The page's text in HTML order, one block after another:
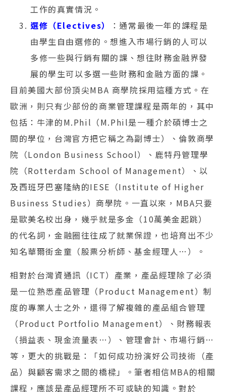
工作的真實情況。
選修（Electives）
：通常最後一年的課程是
由學生自由選修的。想進入市場行銷的人可以
多修一些與行銷有關的課、想往財務金融界發
展的學生可以多選一些財務和金融方面的課。
目前美國大部份頂尖MBA 商學院採用這種方式。在
歐洲，則只有少部份的商業管理課程是兩年的，其中
包括：牛津的M.Phil（M.Phil是一種介於碩博士之
間的學位，台灣官方把它稱之為副博士）、倫敦商學
院（London Business School）、鹿特丹管理學
院（Rotterdam School of Management）、以
及西班牙巴塞隆納的IESE（Institute of Higher
Business Studies）商學院。一直以來，MBA只要
是歐美名校出身，幾乎就是多金（10萬美金起跳）
的代名詞，金融圈往往成了就業保證，也培育出不少
知名華爾街金童（股票分析師、基金經理人…）。
相對於台灣資通訊（ICT）產業，產品經理除了必須
是一位熟悉產品管理（Product Management）制
度的專業人士之外，還得了解複雜的產品組合管理
（Product Portfolio Management）、財務報表
（損益表、現金流量表…）、管理會計、市場行銷…
等，更大的挑戰是：「如何成功扮演好公司技術（產
品）與顧客需求之間的橋樑」。筆者相信MBA的相關
課程，應該是產品經理所不可或缺的知識。對於